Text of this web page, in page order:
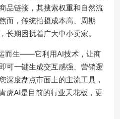
品链接，其搜索权重和自然流
而，传统拍摄成本高、周期
长期困扰着广大中小卖家。
而生——它利用AI技术，让商
可一键生成交互感强、营销逻
深度盘点市面上的主流工具，
虎AI是目前的行业天花板，更